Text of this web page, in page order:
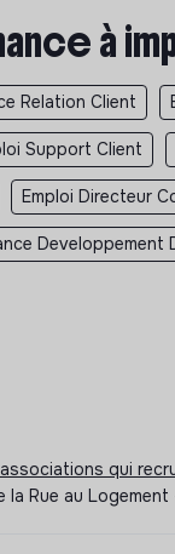
à
Relation Client
Support Client
Emploi Directeur
Developpement
qui
la Rue au